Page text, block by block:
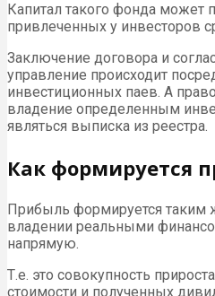
Капитал такого фонда может
привлеченных у инвесторов
Заключение договора и
управление происходит
инвестиционных паев. А
владение определенным
являться выписка из реестра.
Как формируется
Прибыль формируется таким
владении реальными
напрямую.
Т.е. это совокупность
стоимости и полученных